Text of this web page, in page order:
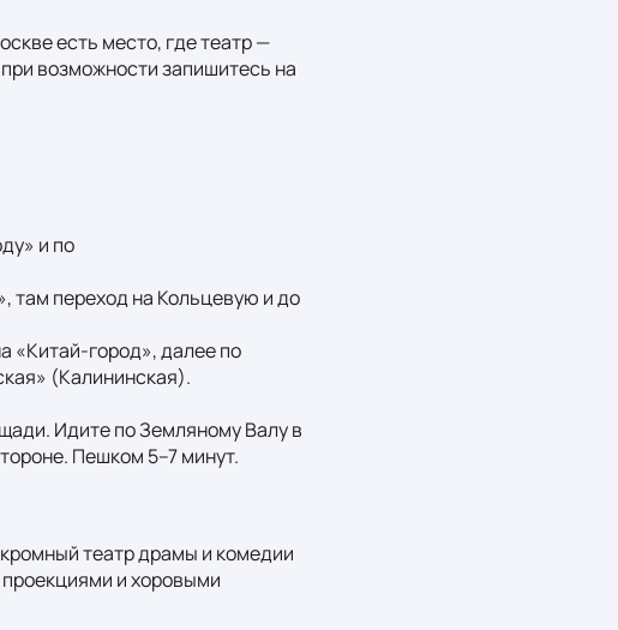
есть место, где театр —
возможности запишитесь на
и по
там переход на Кольцевую и до
«Китай‑город», далее по
(Калининская).
Идите по Земляному Валу в
Пешком 5–7 минут.
театр драмы и комедии
и хоровыми